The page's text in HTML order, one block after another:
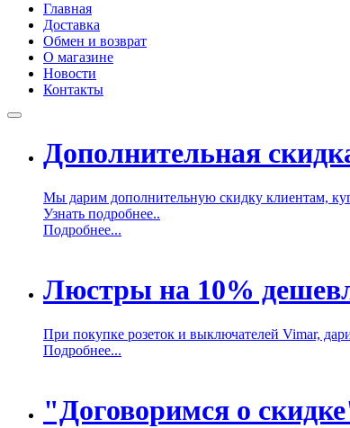
Главная
Доставка
Обмен и возврат
О магазине
Новости
Контакты
Дополнительная
Мы дарим дополнительную скидку клиентам,
Узнать подробнее..
Подробнее...
Люстры на 10%
При покупке розеток и выключателей Vimar,
Подробнее...
"Договоримся о